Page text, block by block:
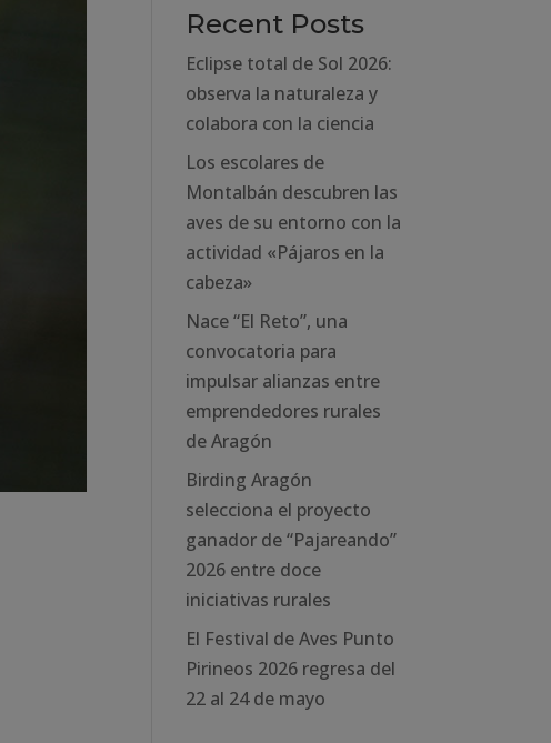
Recent Posts
Eclipse total de Sol 2026:
observa la naturaleza y
colabora con la ciencia
Los escolares de
Montalbán descubren las
aves de su entorno con la
actividad «Pájaros en la
cabeza»
Nace “El Reto”, una
convocatoria para
impulsar alianzas entre
emprendedores rurales
de Aragón
Birding Aragón
selecciona el proyecto
ganador de “Pajareando”
2026 entre doce
iniciativas rurales
El Festival de Aves Punto
Pirineos 2026 regresa del
22 al 24 de mayo